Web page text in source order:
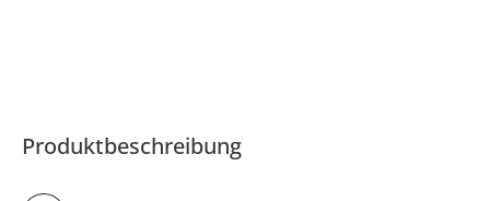
Produktbeschreibung